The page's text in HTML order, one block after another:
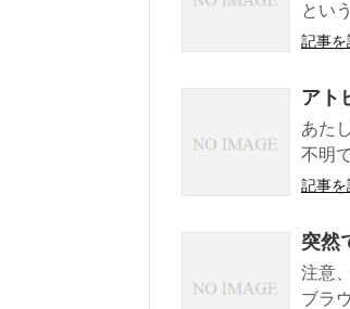
とい
記事を
アト
あた
不明
記事を
突然
注意
ブラ